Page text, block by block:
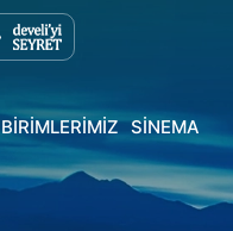
BİRİMLERİMİZ SİNEMA